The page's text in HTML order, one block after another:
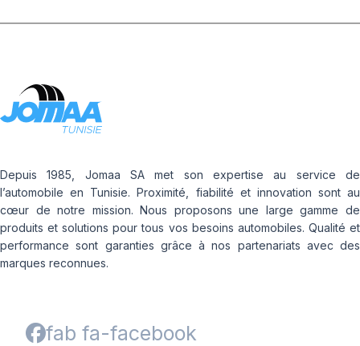
Depuis 1985, Jomaa SA met son expertise au service de
l’automobile en Tunisie. Proximité, fiabilité et innovation sont au
cœur de notre mission. Nous proposons une large gamme de
produits et solutions pour tous vos besoins automobiles. Qualité et
performance sont garanties grâce à nos partenariats avec des
marques reconnues.
fab fa-facebook